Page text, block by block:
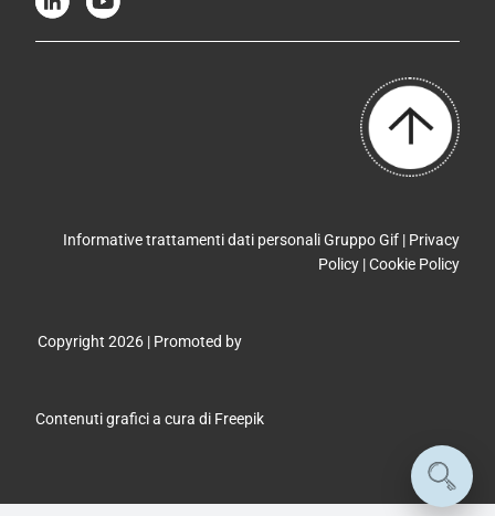
Copyright 2026 | Promoted by
Informative trattamenti dati personali Gruppo Gif | Privacy
Policy |Cookie Policy
Contenuti grafici a cura di Freepik